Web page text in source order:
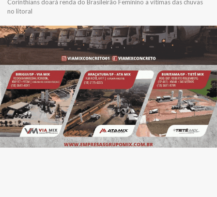
Corinthians doará renda do Brasileirão Feminino a vítimas das chuvas
no litoral